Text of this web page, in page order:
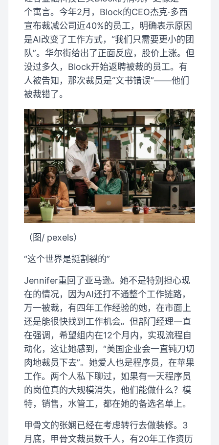
个寓言。今年2月，Block的CEO杰克·多西
宣布裁减公司近40%的员工，明确表示原因
是AI改变了工作方式，“我们只需要更小的团
队”。华尔街给出了正面反应，股价上涨。但
没过多久，Block开始返聘被裁的员工。有
人被告知，那次裁员是“文书错误”——他们
被裁错了。
（图/ pexels）
“这个世界是挺割裂的”
Jennifer重回了亚马逊。她不是特别担心现
在的情况，因为AI还打不通整个工作链路，
万一被裁，有四年工作经验的她，在市面上
还是能很快找到工作机会。但部门经理一直
在强调，希望组内在12个月内，实现流程自
动化，这让她感到，“美国企业会一直钝刀切
肉地裁员下去”。她爱人也是程序员，在苹果
工作。两个人私下聊过，如果有一天程序员
的岗位真的大规模消失，他们能做什么？模
特，销售，水管工，都在她的备选名单上。
甲骨文的张娴已经在考虑转行去做装修。3
月底，甲骨文裁员数千人，有20年工作资历